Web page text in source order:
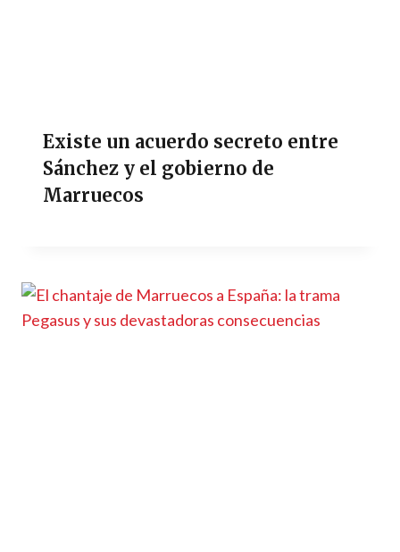
Existe un acuerdo secreto entre
Sánchez y el gobierno de
Marruecos